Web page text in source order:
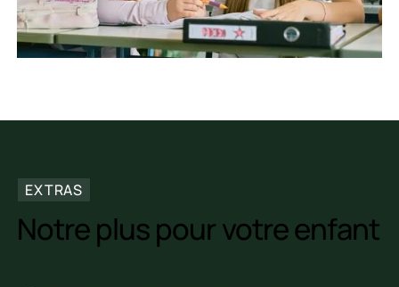
EXTRAS
Notre plus pour votre enfant